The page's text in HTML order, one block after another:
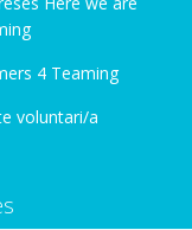
4 Teaming
voluntari/a